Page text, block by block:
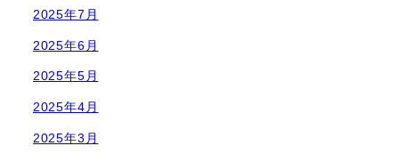
2025年7月
2025年6月
2025年5月
2025年4月
2025年3月